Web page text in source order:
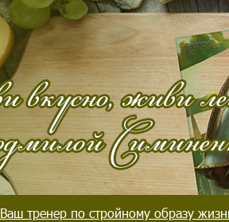
Ваш тренер по стройному образу